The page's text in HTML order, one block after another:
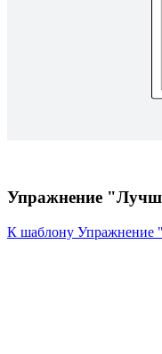
Упражнение
К шаблону Упражнение